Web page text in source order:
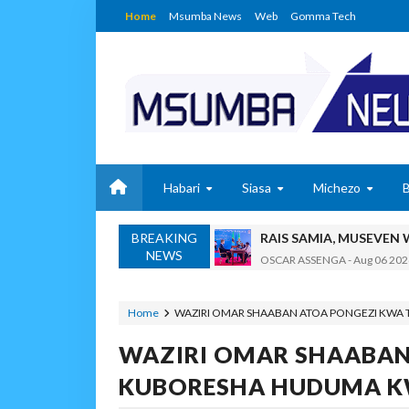
Home Msumba News Web Gomma Tech
Habari Siasa Michezo
BREAKING
NEWS
RAIS SAMIA,
OSCAR ASSENGA-Aug 06
OSCAR ASSENGA -Aug 06 2026
Maisha Yangu
Zawadi-Aug 06 2026
Home WAZIRI OMAR SHAABAN ATOA PONGEZI
WAZIRI OMAR
KUBORESHA HUDUMA